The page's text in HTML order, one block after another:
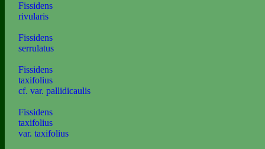
Fissidens
rivularis
Fissidens
serrulatus
Fissidens
taxifolius
cf. var. pallidicaulis
Fissidens
taxifolius
var. taxifolius